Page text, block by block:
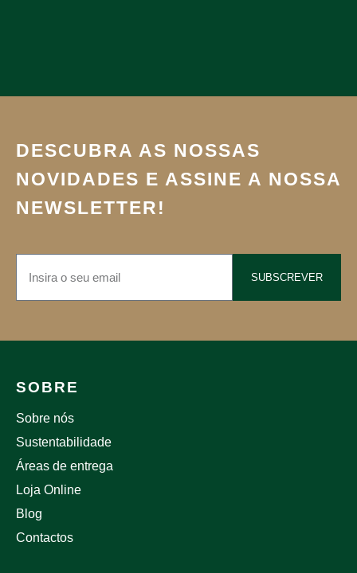
DESCUBRA AS NOSSAS
NOVIDADES E ASSINE A NOSSA
NEWSLETTER!
SUBSCREVER
SOBRE
Sobre nós
Sustentabilidade
Áreas de entrega
Loja Online
Blog
Contactos